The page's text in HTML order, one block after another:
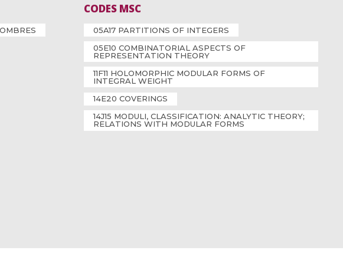
CODES MSC
05A17 PARTITIONS OF INTEGERS
05E10 COMBINATORIAL ASPECTS OF
REPRESENTATION THEORY
11F11 HOLOMORPHIC MODULAR FORMS OF
INTEGRAL WEIGHT
14E20 COVERINGS
14J15 MODULI, CLASSIFICATION: ANALYTIC THEORY;
RELATIONS WITH MODULAR FORMS